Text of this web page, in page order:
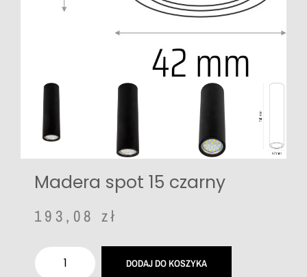
Madera spot 15 czarny
193,08 zł
DODAJ DO KOSZYKA